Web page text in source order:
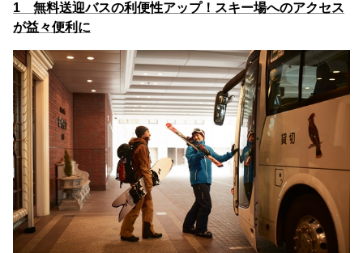
1 無料送迎バスの利便性アップ！スキー場へのアクセス
が益々便利に